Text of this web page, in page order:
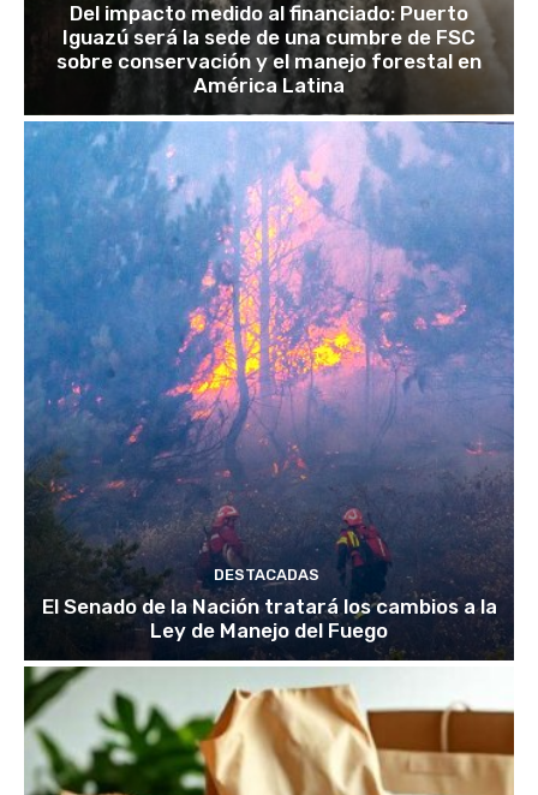
Del impacto medido al financiado: Puerto
Iguazú será la sede de una cumbre de FSC
sobre conservación y el manejo forestal en
América Latina
DESTACADAS
El Senado de la Nación tratará los cambios a la
Ley de Manejo del Fuego